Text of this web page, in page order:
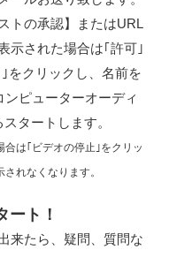
トの承認】またはURL
示された場合は｢許可｣
をクリックし、名前を
ンピューターオーディ
タートします。
は｢ビデオの停止｣をクリッ
れなくなります。
ート！
来たら、疑問、質問な